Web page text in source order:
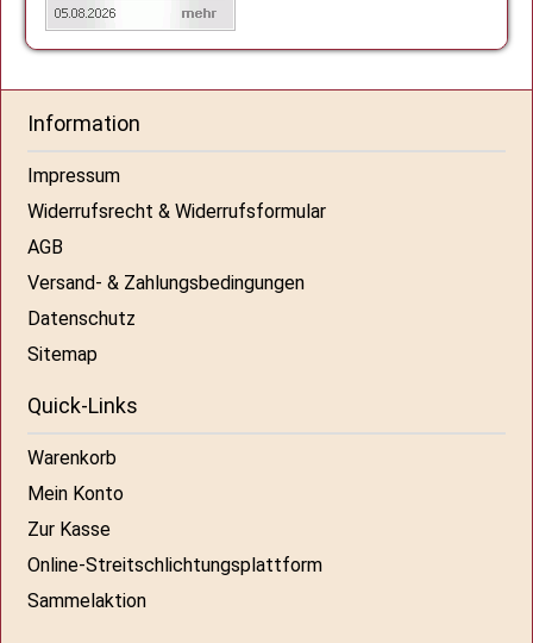
Information
Impressum
Widerrufsrecht & Widerrufsformular
AGB
Versand- & Zahlungsbedingungen
Datenschutz
Sitemap
Quick-Links
Warenkorb
Mein Konto
Zur Kasse
Online-Streitschlichtungsplattform
Sammelaktion